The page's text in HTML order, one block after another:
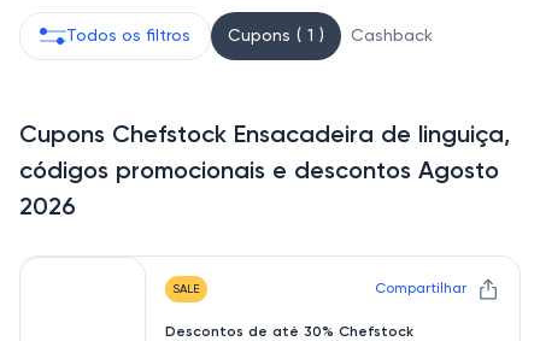
Todos os filtros Cupons ( 1 ) Cashback
Cupons Chefstock Ensacadeira de linguiça,
códigos promocionais e descontos Agosto
2026
SALE Compartilhar
Descontos de até 30% Chefstock